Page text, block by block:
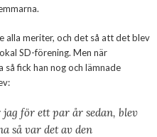
alla meriter, och det så att det blev
SD-förening. Men när
fick han nog och lämnade
för ett par år sedan, blev
så var det av den